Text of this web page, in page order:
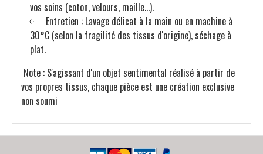
vos soins (coton, velours, maille...).
Entretien : Lavage délicat à la main ou en machine à
30°C (selon la fragilité des tissus d'origine), séchage à
plat.
Note : S'agissant d'un objet sentimental réalisé à partir de
vos propres tissus, chaque pièce est une création exclusive
non soumi